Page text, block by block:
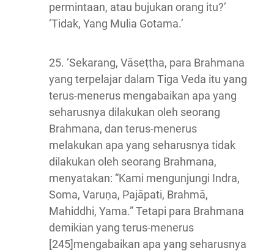
permintaan, atau bujukan orang itu?’
‘Tidak, Yang Mulia Gotama.’
25. ‘Sekarang, Vāseṭtha, para Brahmana
yang terpelajar dalam Tiga Veda itu yang
terus-menerus mengabaikan apa yang
seharusnya dilakukan oleh seorang
Brahmana, dan terus-menerus
melakukan apa yang seharusnya tidak
dilakukan oleh seorang Brahmana,
menyatakan: “Kami mengunjungi Indra,
Soma, Varuṇa, Pajāpati, Brahmā,
Mahiddhi, Yama.” Tetapi para Brahmana
demikian yang terus-menerus
[245]mengabaikan apa yang seharusnya